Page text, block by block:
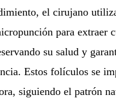
el cirujano
para extraer
su salud y
Estos folículos se
siguiendo el patrón